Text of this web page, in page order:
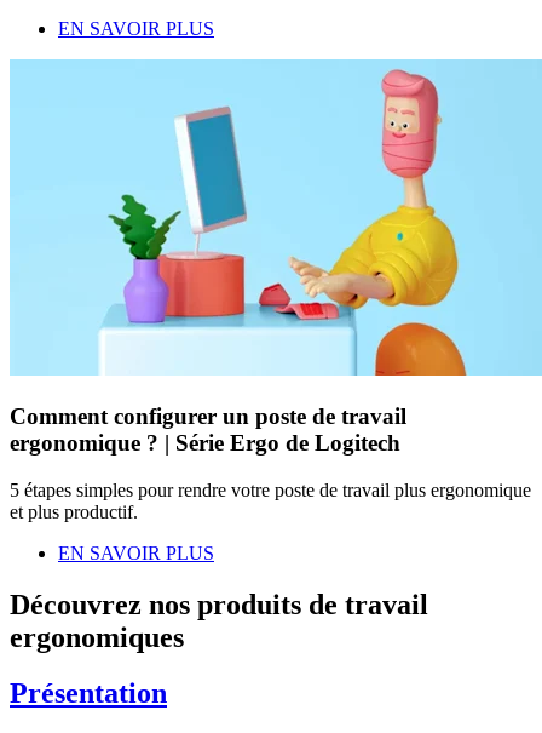
EN SAVOIR PLUS
Comment configurer un poste de travail
ergonomique ? | Série Ergo de Logitech
5 étapes simples pour rendre votre poste de travail plus ergonomique
et plus productif.
EN SAVOIR PLUS
Découvrez nos produits de travail
ergonomiques
Présentation